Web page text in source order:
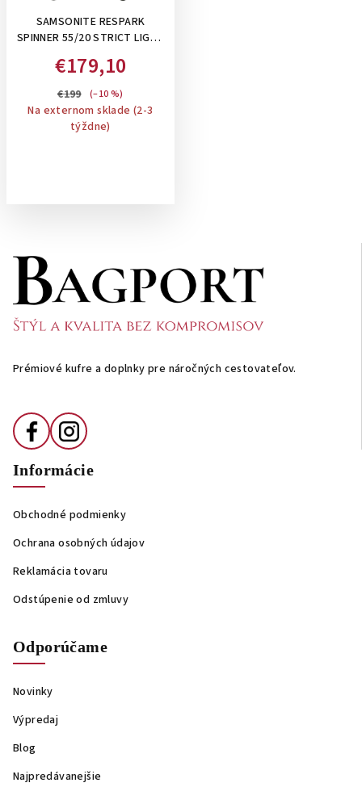
SAMSONITE RESPARK
SPINNER 55/20 STRICT LIGHT
€179,10
€199 (–10 %)
Na externom sklade (2-3
týždne)
Prémiové kufre a doplnky pre náročných cestovateľov.
Informácie
Obchodné podmienky
Ochrana osobných údajov
Reklamácia tovaru
Odstúpenie od zmluvy
Odporúčame
Novinky
Výpredaj
Blog
Najpredávanejšie